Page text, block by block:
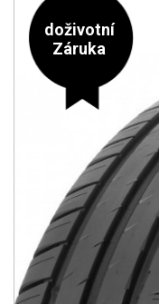
doživotní
Záruka